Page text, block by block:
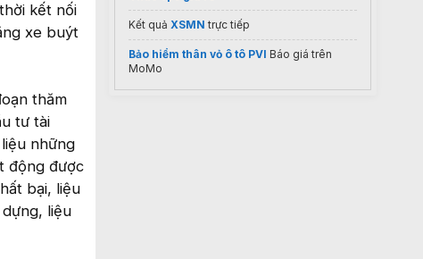
kết nối
xe buýt
thăm
tư tài
những
động được
bại, liệu
liệu
Kết quả XSMN trực tiếp
Bảo hiểm thân vỏ ô tô PVI Báo giá trên
MoMo